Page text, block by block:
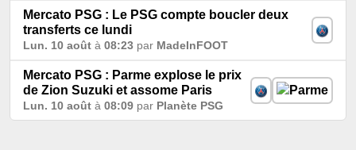
Mercato PSG : Le PSG compte boucler deux
transferts ce lundi
Lun. 10 août à 08:23 par MadeInFOOT
Mercato PSG : Parme explose le prix
de Zion Suzuki et assome Paris
Lun. 10 août à 08:09 par Planète PSG